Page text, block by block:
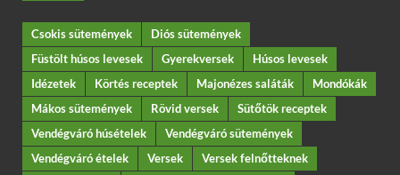
Csokis sütemények
Diós sütemények
Füstölt húsos levesek
Gyerekversek
Húsos levesek
Idézetek
Körtés receptek Majonézes saláták
Mondókák
Mákos sütemények
Rövid versek
Sütőtök receptek
Vendégváró húsételek
Vendégváró sütemények
Vendégváró ételek
Versek
Versek felnőtteknek